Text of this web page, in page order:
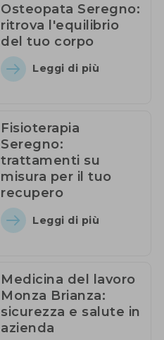
Osteopata Seregno:
ritrova l'equilibrio
del tuo corpo
Leggi di più
Fisioterapia
Seregno:
trattamenti su
misura per il tuo
recupero
Leggi di più
Medicina del lavoro
Monza Brianza:
sicurezza e salute in
azienda